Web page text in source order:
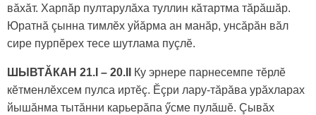
вăхăт. Харпăр пултарулăха туллин кăтартма тăрăшăр.
Юратнă çынна тимлӗх уйăрма ан манăр, унсăрăн вăл
сире пурпӗрех тесе шутлама пуçлӗ.
ШЫВТĂКАН 21.I – 20.II
Ку эрнере парнесемпе тӗрлӗ
кӗтменлӗхсем пулса иртӗç. Ӗçри лару-тăрăва урăхларах
йышăнма тытăнни карьерăпа ӳсме пулăшӗ. Çывăх